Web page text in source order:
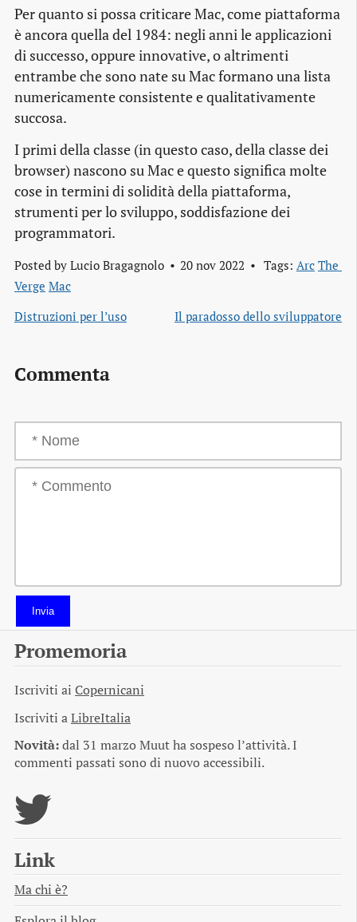
Per quanto si possa criticare Mac, come piattaforma
è ancora quella del 1984: negli anni le applicazioni
di successo, oppure innovative, o altrimenti
entrambe che sono nate su Mac formano una lista
numericamente consistente e qualitativamente
succosa.
I primi della classe (in questo caso, della classe dei
browser) nascono su Mac e questo significa molte
cose in termini di solidità della piattaforma,
strumenti per lo sviluppo, soddisfazione dei
programmatori.
Posted by Lucio Bragagnolo 20 nov 2022 Tags: Arc The
Verge Mac
Distruzioni per l’uso
Il paradosso dello sviluppatore
Commenta
Invia
Promemoria
Iscriviti ai Copernicani
Iscriviti aLibreItalia
Novità:dal 31 marzo Muut ha sospeso l’attività. I
commenti passati sono di nuovo accessibili.
Link
Ma chi è?